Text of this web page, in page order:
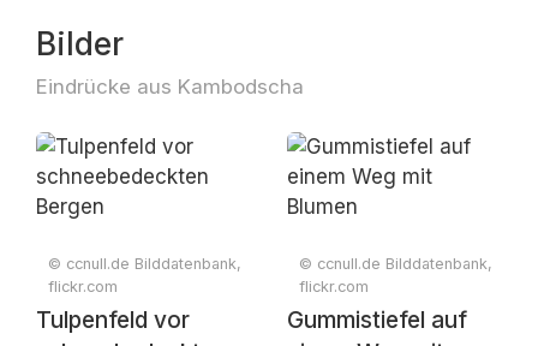
Bilder
Eindrücke aus Kambodscha
© ccnull.de Bilddatenbank,
flickr.com
Tulpenfeld vor
© ccnull.de Bilddatenbank,
flickr.com
Gummistiefel auf